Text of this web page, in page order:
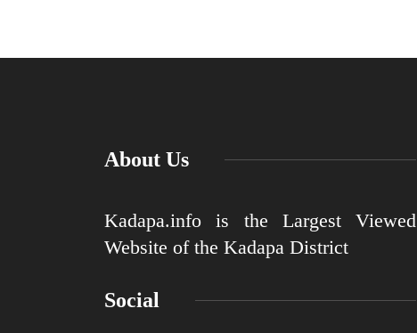
About Us
Kadapa.info is the Largest Viewed
Website of the Kadapa District
Social